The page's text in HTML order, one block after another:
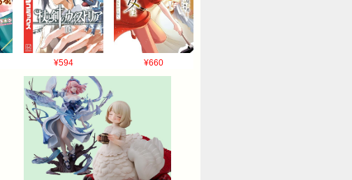
¥594 ¥660